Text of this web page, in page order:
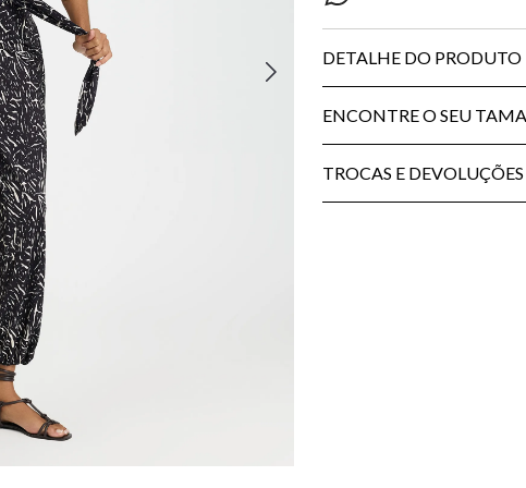
DETALHE DO PRODUTO
ENCONTRE O SEU
TROCAS E DEVOLUÇÕES